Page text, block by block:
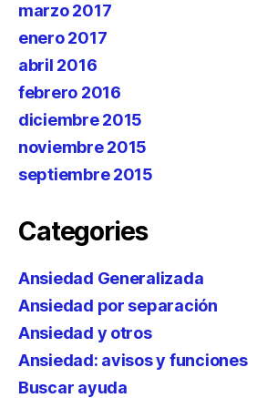
marzo 2017
enero 2017
abril 2016
febrero 2016
diciembre 2015
noviembre 2015
septiembre 2015
Categories
Ansiedad Generalizada
Ansiedad por separación
Ansiedad y otros
Ansiedad: avisos y funciones
Buscar ayuda